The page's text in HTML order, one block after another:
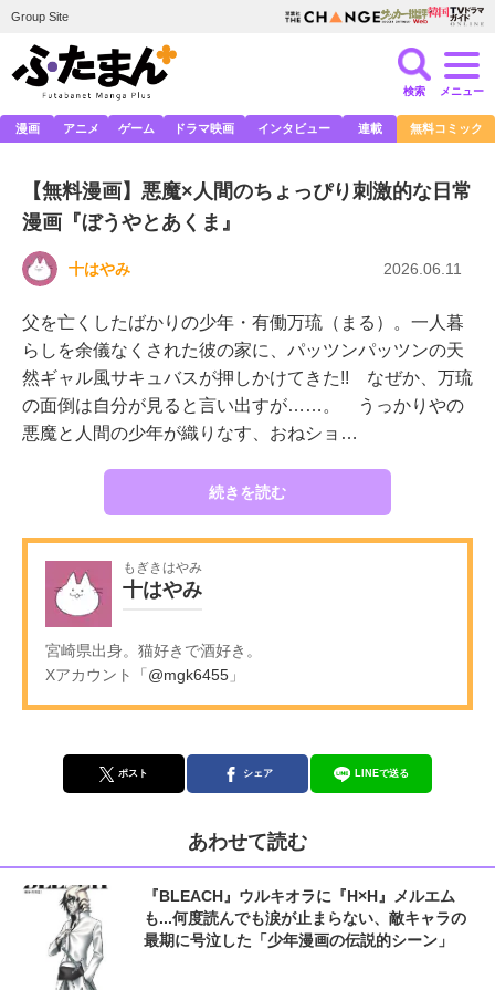
Group Site
検索 メニュー
漫画 アニメ ゲーム ドラマ映画 インタビュー 連載 無料コミック
【無料漫画】悪魔×人間のちょっぴり刺激的な日常
漫画『ぼうやとあくま』
十はやみ 2026.06.11
父を亡くしたばかりの少年・有働万琉（まる）。一人暮
らしを余儀なくされた彼の家に、パッツンパッツンの天
然ギャル風サキュバスが押しかけてきた!! なぜか、万琉
の面倒は自分が見ると言い出すが……。 うっかりやの
悪魔と人間の少年が織りなす、おねショ…
続きを読む
もぎきはやみ
十はやみ
宮崎県出身。猫好きで酒好き。
Xアカウント「 @mgk6455 」
ポスト シェア LINEで送る
あわせて読む
『BLEACH』ウルキオラに『H×H』メルエム
も...何度読んでも涙が止まらない、敵キャラの
最期に号泣した「少年漫画の伝説的シーン」